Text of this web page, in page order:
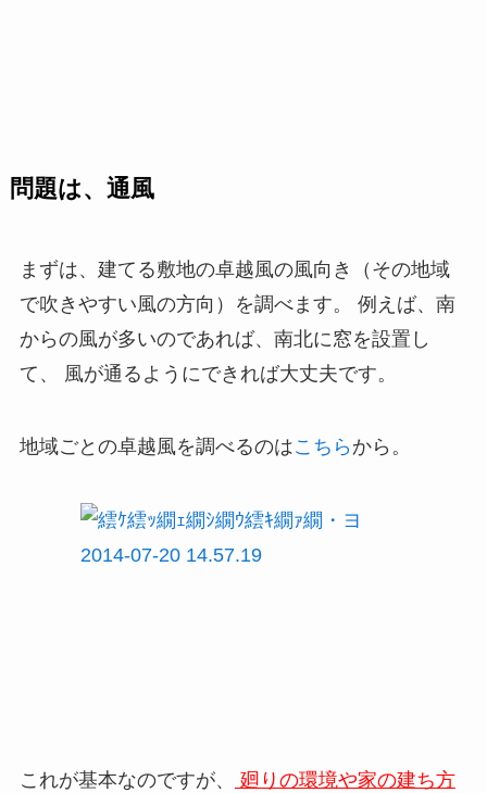
問題は、通風
まずは、建てる敷地の卓越風の風向き（その地域
で吹きやすい風の方向）を調べます。 例えば、南
からの風が多いのであれば、南北に窓を設置し
て、 風が通るようにできれば大丈夫です。
地域ごとの卓越風を調べるのはこちら から。
これが基本なのですが、
廻りの環境や家の建ち方